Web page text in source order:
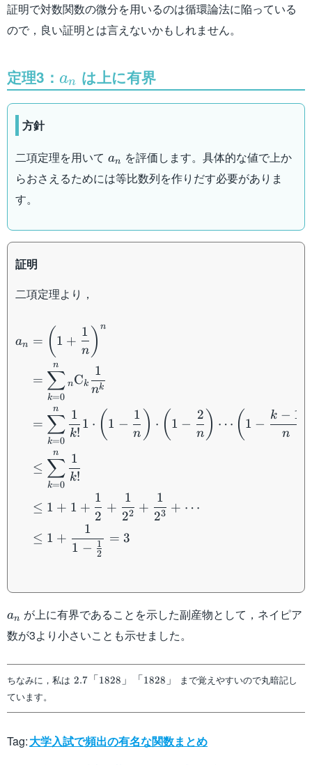
証明で対数関数の微分を用いるのは循環論法に陥っている
ので，良い証明とは言えないかもしれません。
定理3： a_n
an は上に有界
方針
二項定理を用いて a_n
an
を評価します。具体的な値で上か
らおさえるためには等比数列を作りだす必要がありま
す。
証明
二項定理より，
an = ( 1 +
n
1 ) n
=
k=0
∑
n
nCk nk
1
=
k=0
∑
n
k!
1
1 ⋅ ( 1 −
n
1 ) ⋅ ( 1 −
n
2 ) ⋯ ( 1 −
n
k − 1
≤
k=0
∑
n
k!
1
≤ 1 + 1 +
2
1
+
22
1
+
23
1
+ ⋯
≤ 1 +
1 − 2
1
1
= 3
a_n
an が上に有界であることを示した副産物として，ネイピア
数が3より小さいことも示せました。
ちなみに，私は 2.7「1828」
2.7「1828 」「1828 」
まで覚えやすいので丸暗記し
ています。
Tag:大学入試で頻出の有名な関数まとめ